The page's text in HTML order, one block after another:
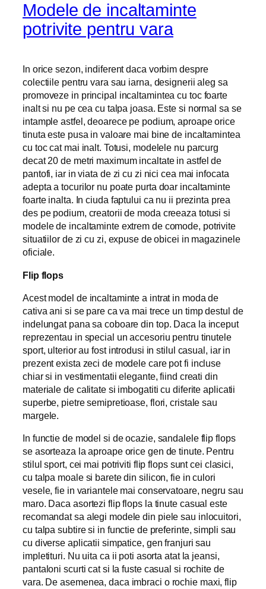
Modele de incaltaminte
potrivite pentru vara
In orice sezon, indiferent daca vorbim despre
colectiile pentru vara sau iarna, designerii aleg sa
promoveze in principal incaltamintea cu toc foarte
inalt si nu pe cea cu talpa joasa. Este si normal sa se
intample astfel, deoarece pe podium, aproape orice
tinuta este pusa in valoare mai bine de incaltamintea
cu toc cat mai inalt. Totusi, modelele nu parcurg
decat 20 de metri maximum incaltate in astfel de
pantofi, iar in viata de zi cu zi nici cea mai infocata
adepta a tocurilor nu poate purta doar incaltaminte
foarte inalta. In ciuda faptului ca nu ii prezinta prea
des pe podium, creatorii de moda creeaza totusi si
modele de incaltaminte extrem de comode, potrivite
situatiilor de zi cu zi, expuse de obicei in magazinele
oficiale.
Flip flops
Acest model de incaltaminte a intrat in moda de
cativa ani si se pare ca va mai trece un timp destul de
indelungat pana sa coboare din top. Daca la inceput
reprezentau in special un accesoriu pentru tinutele
sport, ulterior au fost introdusi in stilul casual, iar in
prezent exista zeci de modele care pot fi incluse
chiar si in vestimentatii elegante, fiind creati din
materiale de calitate si imbogatiti cu diferite aplicatii
superbe, pietre semipretioase, flori, cristale sau
margele.
In functie de model si de ocazie, sandalele flip flops
se asorteaza la aproape orice gen de tinute. Pentru
stilul sport, cei mai potriviti flip flops sunt cei clasici,
cu talpa moale si barete din silicon, fie in culori
vesele, fie in variantele mai conservatoare, negru sau
maro. Daca asortezi flip flops la tinute casual este
recomandat sa alegi modele din piele sau inlocuitori,
cu talpa subtire si in functie de preferinte, simpli sau
cu diverse aplicatii simpatice, gen franjuri sau
impletituri. Nu uita ca ii poti asorta atat la jeansi,
pantaloni scurti cat si la fuste casual si rochite de
vara. De asemenea, daca imbraci o rochie maxi, flip